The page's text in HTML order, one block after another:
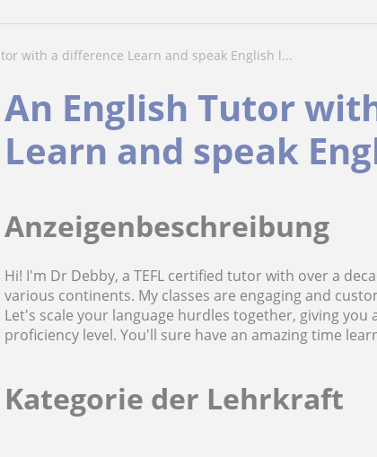
with a difference Learn and speak English l...
An English Tutor
Learn and speak
Anzeigenbeschreibung
Hi! I'm Dr Debby, a TEFL certified tutor with over a
various continents. My classes are engaging and
Let's scale your language hurdles together, giving
proficiency level. You'll sure have an amazing time
Kategorie der Lehrkraft